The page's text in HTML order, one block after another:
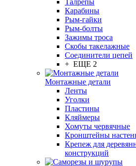
Талрепы
Карабины
Рым-гайки
Рым-болты
Зажимы троса
Скобы такелажные
Соединители цепей
+ ЕЩЕ 2
Монтажные детали
Ленты
Уголки
Пластины
Кляймеры
Хомуты червячные
Кронштейны
Крепеж для
конструкций